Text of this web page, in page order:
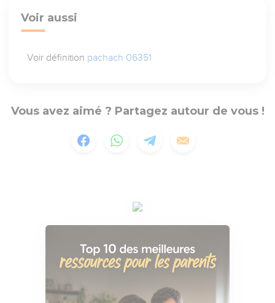
Voir aussi
Voir définition pachach 06351
Vous avez aimé ? Partagez autour de vous !